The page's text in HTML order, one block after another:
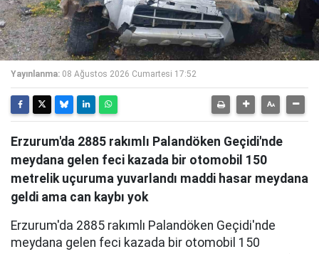
Yayınlanma: 08 Ağustos 2026 Cumartesi 17:52
Erzurum'da 2885 rakımlı Palandöken Geçidi'nde
meydana gelen feci kazada bir otomobil 150
metrelik uçuruma yuvarlandı maddi hasar meydana
geldi ama can kaybı yok
Erzurum'da 2885 rakımlı Palandöken Geçidi'nde
meydana gelen feci kazada bir otomobil 150